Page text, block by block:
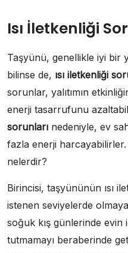
Isı İletkenliği
Taşyünü, genellikle iyi bir
bilinse de, ısı iletkenliği
sorunlar, yalıtımın
enerji tasarrufunu
sorunları nedeniyle, ev
fazla enerji
nelerdir?
Birincisi, taşyününün ısı
istenen seviyelerde
soğuk kış günlerinde evin
tutmamayı beraberinde